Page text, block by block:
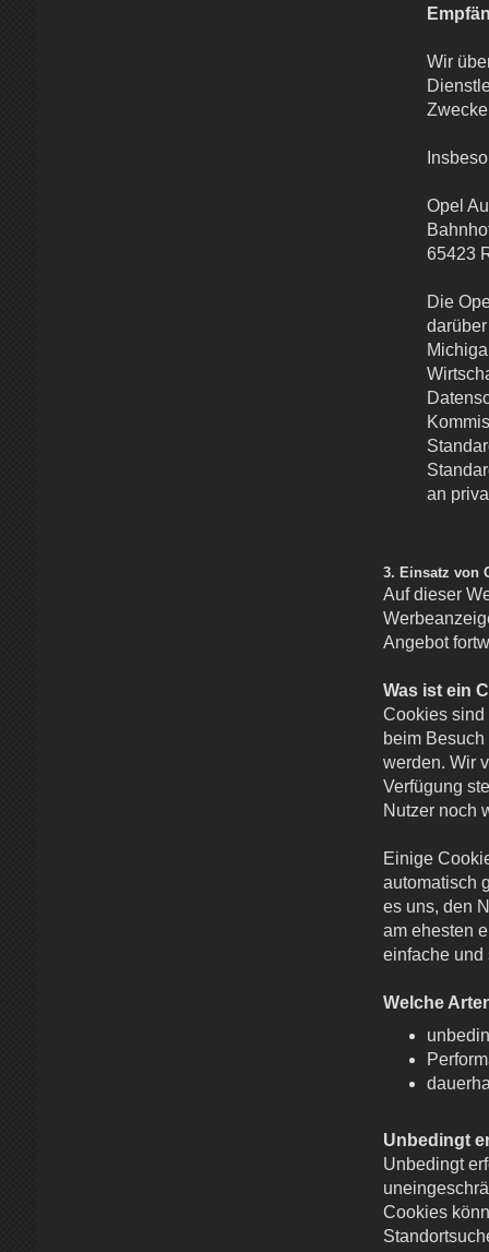
Wir
Opel
65423
Die
an
3. Einsatz von
Auf dieser
Angebot
Was ist ein
Cookies sind
beim
werden. Wir
Verfügung
Nutzer noch
Einige
automatisch
es uns, den
am ehesten
einfache und
Welche
Unbedingt
Unbedingt
Cookies